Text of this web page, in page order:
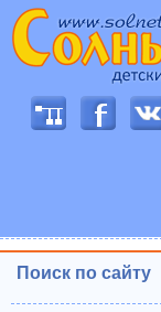
Поиск по сайту